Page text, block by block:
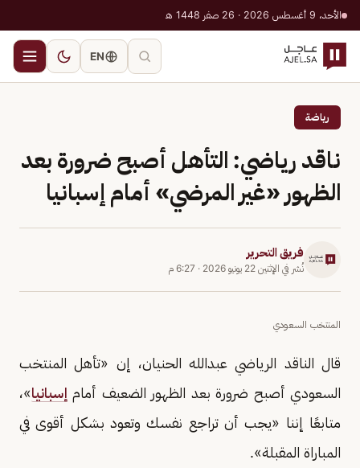
الأحد، 9 أغسطس 2026 · 26 صفر 1448 هـ
EN
رياضة
ناقد رياضي: التأهل أصبح ضرورة بعد
الظهور «غير المرضي» أمام إسبانيا
فريق التحرير
نُشر في الإثنين 22 يونيو 2026 · 6:27 م
المنتخب السعودي
قال الناقد الرياضي عبدالله الحنيان، إن «تأهل المنتخب
السعودي أصبح ضرورة بعد الظهور الضعيف أمام إسبانيا»،
متابعًا إننا «يجب أن تراجع نفسك وتعود بشكل أقوى في
المباراة المقبلة».